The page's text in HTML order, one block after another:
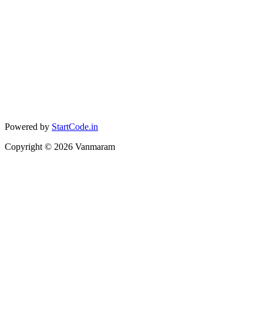
Powered by StartCode.in
Copyright © 2026 Vanmaram